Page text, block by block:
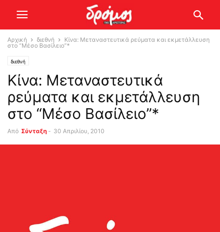
Αρχική διεθνή
Κίνα: Μεταναστευτικά ρεύματα και εκμετάλλευση
στο “Μέσο Βασίλειο”*
διεθνή
Κίνα: Μεταναστευτικά
ρεύματα και εκμετάλλευση
στο “Μέσο Βασίλειο”*
Από Σύνταξη - 30 Απριλίου, 2010